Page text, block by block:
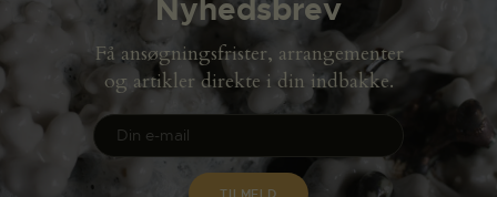
Nyhedsbrev
Få ansøgningsfrister, arrangementer
og artikler direkte i din indbakke.